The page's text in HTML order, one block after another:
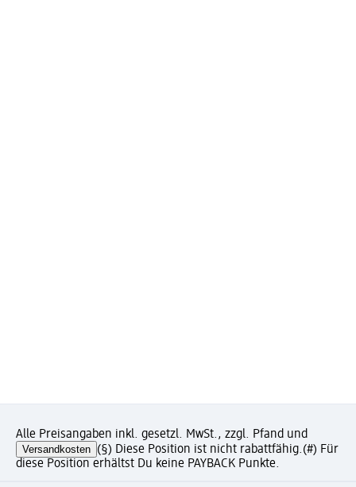
Alle Preisangaben inkl. gesetzl. MwSt., zzgl. Pfand und
Versandkosten (§) Diese Position ist nicht rabattfähig.(#) Für
diese Position erhältst Du keine PAYBACK Punkte.